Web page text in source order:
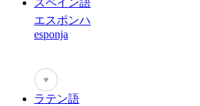
スペイン語
エスポンハ
esponja
♥
ラテン語